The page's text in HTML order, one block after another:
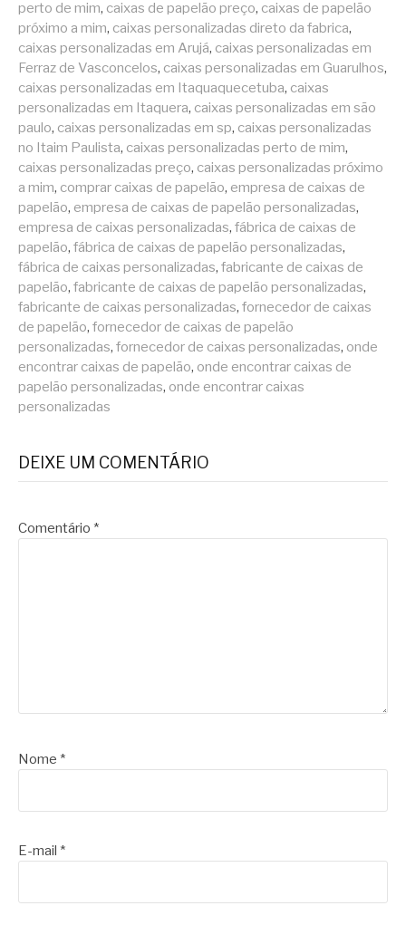
perto de mim, caixas de papelão preço, caixas de papelão
próximo a mim, caixas personalizadas direto da fabrica,
caixas personalizadas em Arujá, caixas personalizadas em
Ferraz de Vasconcelos, caixas personalizadas em Guarulhos,
caixas personalizadas em Itaquaquecetuba, caixas
personalizadas em Itaquera, caixas personalizadas em são
paulo, caixas personalizadas em sp, caixas personalizadas
no Itaim Paulista, caixas personalizadas perto de mim,
caixas personalizadas preço, caixas personalizadas próximo
a mim, comprar caixas de papelão, empresa de caixas de
papelão, empresa de caixas de papelão personalizadas,
empresa de caixas personalizadas, fábrica de caixas de
papelão, fábrica de caixas de papelão personalizadas,
fábrica de caixas personalizadas, fabricante de caixas de
papelão, fabricante de caixas de papelão personalizadas,
fabricante de caixas personalizadas, fornecedor de caixas
de papelão, fornecedor de caixas de papelão
personalizadas, fornecedor de caixas personalizadas, onde
encontrar caixas de papelão, onde encontrar caixas de
papelão personalizadas, onde encontrar caixas
personalizadas
DEIXE UM COMENTÁRIO
Comentário *
Nome *
E-mail *